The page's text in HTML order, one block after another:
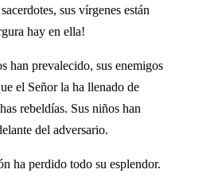
sus vírgenes están
hay en ella!
han prevalecido, sus enemigos
el Señor la ha llenado de
rebeldías. Sus niños han
del adversario.
ha perdido todo su esplendor.